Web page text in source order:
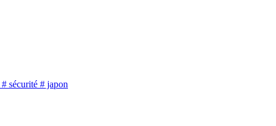
# sécurité # japon